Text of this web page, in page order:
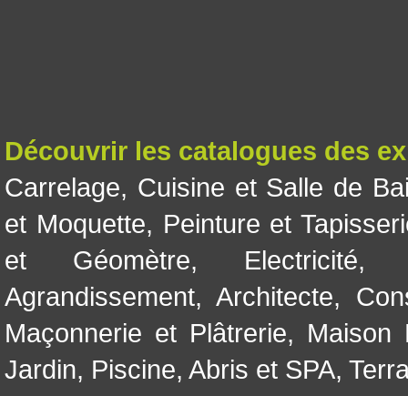
Découvrir les catalogues des
Carrelage, Cuisine et Salle de
et Moquette, Peinture et
et Géomètre, Electricité
Agrandissement, Architecte,
Maçonnerie et Plâtrerie, Maison
Jardin, Piscine, Abris et SPA,